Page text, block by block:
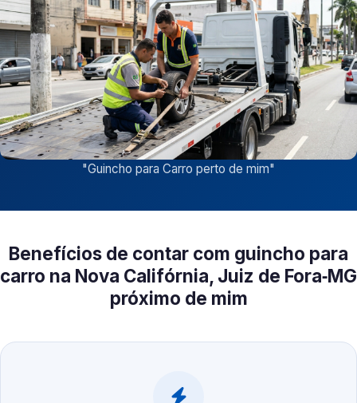
"Guincho para Carro perto de mim"
Benefícios de contar com guincho para
carro na Nova Califórnia, Juiz de Fora‑MG
próximo de mim